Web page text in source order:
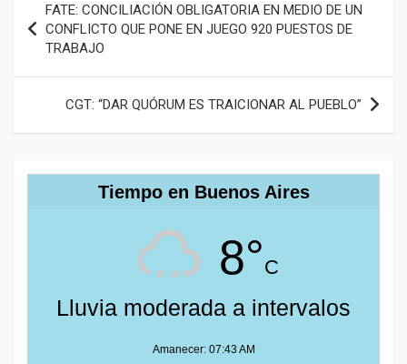
de
entradas
FATE: CONCILIACIÓN OBLIGATORIA EN MEDIO DE UN
CONFLICTO QUE PONE EN JUEGO 920 PUESTOS DE
TRABAJO
CGT: “DAR QUÓRUM ES TRAICIONAR AL PUEBLO”
Tiempo en Buenos Aires
8°C
Lluvia moderada a intervalos
Amanecer: 07:43 AM